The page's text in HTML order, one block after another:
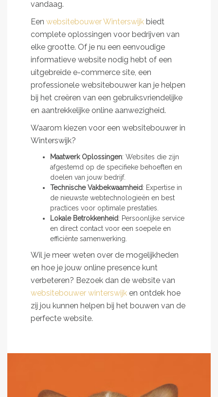
vandaag.
Een websitebouwer Winterswijk biedt
complete oplossingen voor bedrijven van
elke grootte. Of je nu een eenvoudige
informatieve website nodig hebt of een
uitgebreide e-commerce site, een
professionele websitebouwer kan je helpen
bij het creëren van een gebruiksvriendelijke
en aantrekkelijke online aanwezigheid.
Waarom kiezen voor een websitebouwer in
Winterswijk?
Maatwerk Oplossingen: Websites die zijn
afgestemd op de specifieke behoeften en
doelen van jouw bedrijf.
Technische Vakbekwaamheid: Expertise in
de nieuwste webtechnologieën en best
practices voor optimale prestaties.
Lokale Betrokkenheid: Persoonlijke service
en direct contact voor een soepele en
efficiënte samenwerking.
Wil je meer weten over de mogelijkheden
en hoe je jouw online presence kunt
verbeteren? Bezoek dan de website van
websitebouwer winterswijk en ontdek hoe
zij jou kunnen helpen bij het bouwen van de
perfecte website.